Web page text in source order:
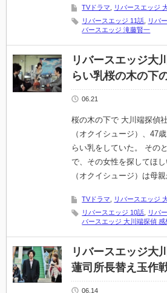
TVドラマ リバースエッジ
リバースエッジ 11話
リバ
バースエッジ 滝藤賢一
リバースエッジ大
らい乳桜の木の下
06.21
桜の木の下で 大川端探偵
（オクイシュージ）、47
らい乳をしていた。 その
で、その女性を探してほ
（オクイシュージ）は母
TVドラマ リバースエッジ
リバースエッジ 10話
リバ
バースエッジ 大川端探偵 感
リバースエッジ大
蓮司所長替え玉作
06.14